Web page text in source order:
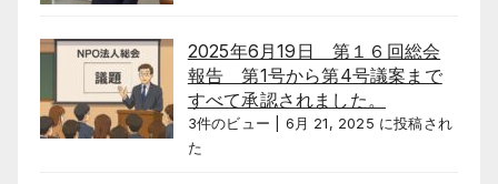
2025年6月19日 第１６回総会
報告 第1号から第4号議案まで
すべて承認されました。
3件のビュー
6月 21, 2025 に投稿され
た